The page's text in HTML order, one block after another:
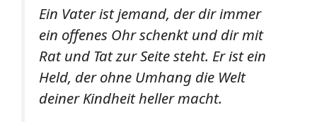
Ein Vater ist jemand, der dir immer
ein offenes Ohr schenkt und dir mit
Rat und Tat zur Seite steht. Er ist ein
Held, der ohne Umhang die Welt
deiner Kindheit heller macht.